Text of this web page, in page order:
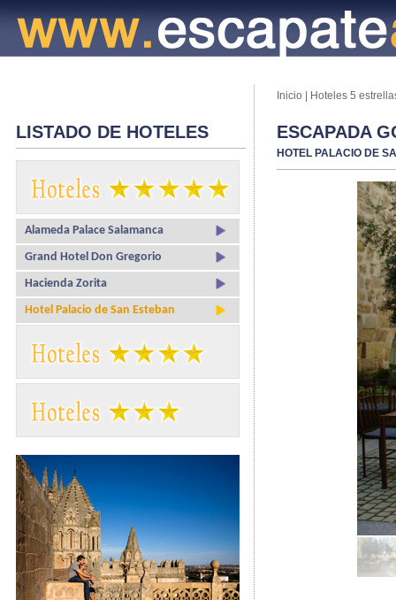
LISTADO DE HOTELES
Alameda Palace Salamanca
Grand Hotel Don Gregorio
Hacienda Zorita
Hotel Palacio de San Esteban
Inicio Hoteles 5
ESCAPADA
HOTEL PALACIO DE